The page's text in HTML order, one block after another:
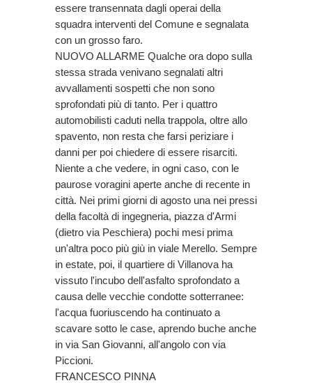
essere transennata dagli operai della
squadra interventi del Comune e segnalata
con un grosso faro.
NUOVO ALLARME Qualche ora dopo sulla
stessa strada venivano segnalati altri
avvallamenti sospetti che non sono
sprofondati più di tanto. Per i quattro
automobilisti caduti nella trappola, oltre allo
spavento, non resta che farsi periziare i
danni per poi chiedere di essere risarciti.
Niente a che vedere, in ogni caso, con le
paurose voragini aperte anche di recente in
città. Nei primi giorni di agosto una nei pressi
della facoltà di ingegneria, piazza d'Armi
(dietro via Peschiera) pochi mesi prima
un'altra poco più giù in viale Merello. Sempre
in estate, poi, il quartiere di Villanova ha
vissuto l'incubo dell'asfalto sprofondato a
causa delle vecchie condotte sotterranee:
l'acqua fuoriuscendo ha continuato a
scavare sotto le case, aprendo buche anche
in via San Giovanni, all'angolo con via
Piccioni.
FRANCESCO PINNA